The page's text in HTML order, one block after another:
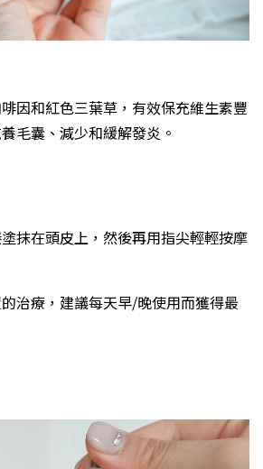
因和紅色三葉草，有效保充維生素豐
毛囊、減少和緩解發炎。
抹在頭皮上，然後再用指尖輕輕按摩
治療，建議每天早/晚使用而獲得最